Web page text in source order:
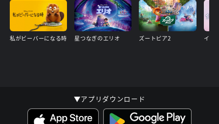
私がビーバーになる時 星つなぎのエリオ ズートピア2 イン
▼アプリダウンロード